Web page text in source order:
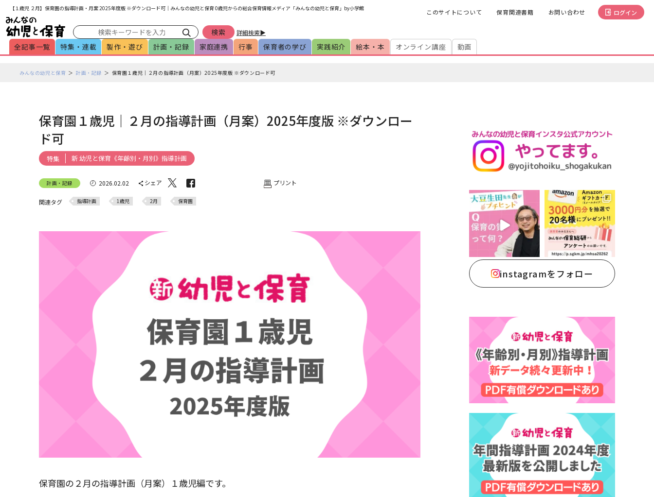
【１歳児 ２月】保育園の指導計画・月案 2025年度版 ※ダウンロード可｜みんなの幼児と保育 0歳児からの総合保育情報メディア「みんなの幼児と保育」by小学館 このサイトについて 保育関連書籍 お問い合わせ ログイン
詳細検索▶
全記事一覧 特集・連載 製作・遊び 計画・記録 家庭連携 行事 保育者の学び 実践紹介 絵本・本 オンライン講座 動画
みんなの幼児と保育 計画・記録 保育園１歳児｜２月の指導計画（月案）2025年度版 ※ダウンロード可
保育園１歳児｜２月の指導計画（月案）2025年度版 ※ダウンロー
ド可
特集 新 幼児と保育《年齢別・月別》指導計画
計画・記録 2026.02.02 シェア プリント
関連タグ 指導計画 1歳児 2月 保育園
保育園の２月の指導計画（月案）１歳児編です。
instagramをフォロー